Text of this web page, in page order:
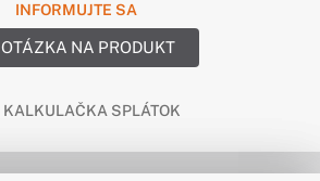
INFORMUJTE SA
OTÁZKA NA PRODUKT
KALKULAČKA SPLÁTOK